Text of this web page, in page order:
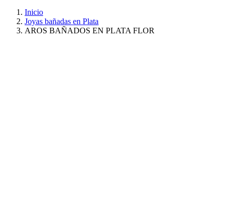
Inicio
Joyas bañadas en Plata
AROS BAÑADOS EN PLATA FLOR